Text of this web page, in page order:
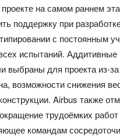
на самом раннем
поддержку при
с постоянным
испытаний. Аддитивные
выбраны для проекта из-за
возможности снижения
Airbus также
трудоёмких
командам